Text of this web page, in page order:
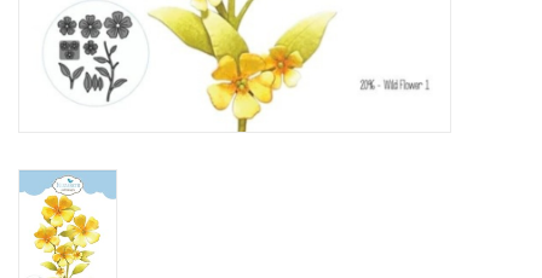
Embellishments
Embellishment/bedeltjes
Mixed Media
Diversen